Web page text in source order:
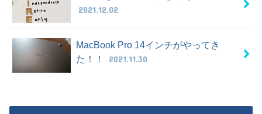
2021.12.02
MacBook Pro 14インチがやってき
た！！
2021.11.30